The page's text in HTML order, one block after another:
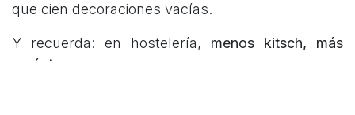
que cien decoraciones vacías.
Y recuerda: en hostelería, menos kitsch, más
carácter